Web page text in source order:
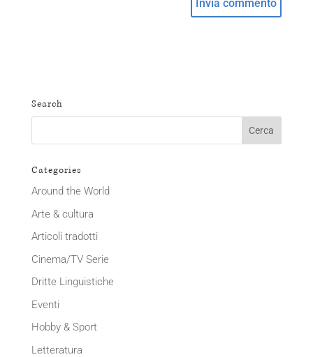
Search
Categories
Around the World
Arte & cultura
Articoli tradotti
Cinema/TV Serie
Dritte Linguistiche
Eventi
Hobby & Sport
Letteratura